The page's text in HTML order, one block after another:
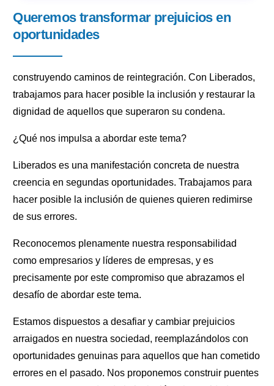
Queremos transformar prejuicios en
oportunidades
construyendo caminos de reintegración. Con Liberados,
trabajamos para hacer posible la inclusión y restaurar la
dignidad de aquellos que superaron su condena.
¿Qué nos impulsa a abordar este tema?
Liberados es una manifestación concreta de nuestra
creencia en segundas oportunidades. Trabajamos para
hacer posible la inclusión de quienes quieren redimirse
de sus errores.
Reconocemos plenamente nuestra responsabilidad
como empresarios y líderes de empresas, y es
precisamente por este compromiso que abrazamos el
desafío de abordar este tema.
Estamos dispuestos a desafiar y cambiar prejuicios
arraigados en nuestra sociedad, reemplazándolos con
oportunidades genuinas para aquellos que han cometido
errores en el pasado. Nos proponemos construir puentes